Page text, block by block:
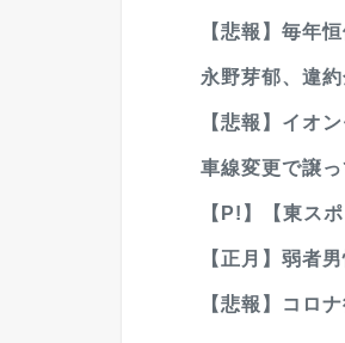
【悲報】毎年
永野芽郁、違
【悲報】イオ
車線変更で譲
【P!】【東ス
【正月】弱者
【悲報】コロ